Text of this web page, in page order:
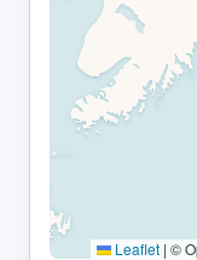
Leaflet | ©